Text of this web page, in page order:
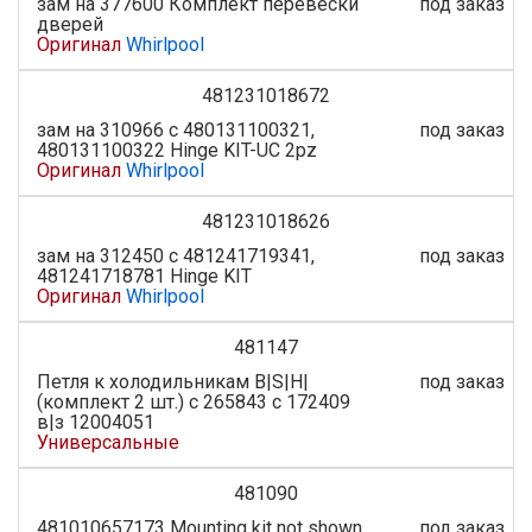
дверей
Оригинал Whirlpool
481231018672
зам на 310966 с 480131100321,
480131100322 Hinge KIT-UC 2pz
Оригинал Whirlpool
под заказ
481231018626
зам на 312450 c 481241719341,
481241718781 Hinge KIT
Оригинал Whirlpool
под заказ
481147
Петля к холодильникам B|S|H|
(комплект 2 шт.) с 265843 с 172409
в|з 12004051
Универсальные
под заказ
481090